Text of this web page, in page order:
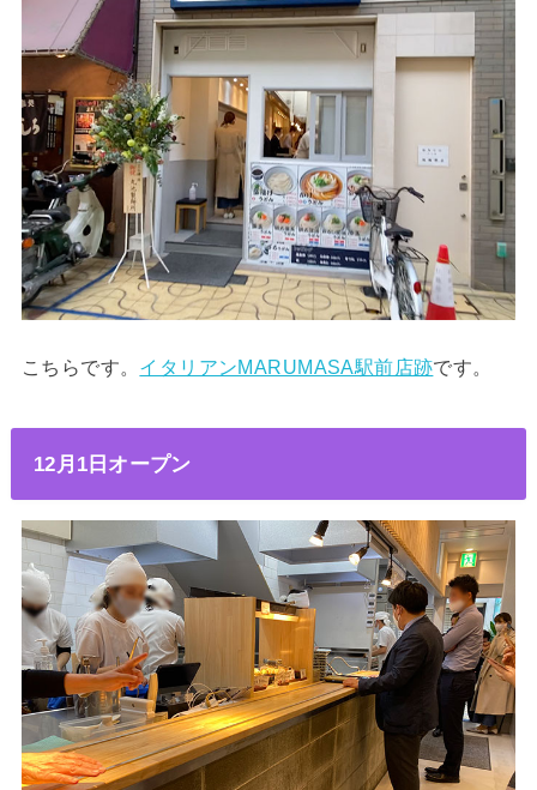
こちらです。 イタリアンMARUMASA駅前店跡です。
12月1日オープン